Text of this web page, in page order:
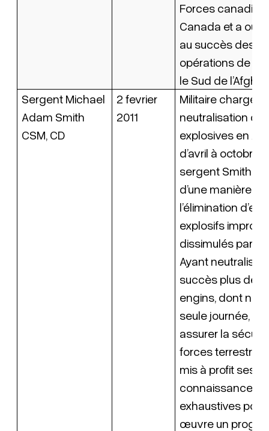
Forces
Canada et a
au succès des
opérations de
le Sud de
Sergent Michael
Adam Smith
CSM, CD
2 fevrier
2011
Militaire chargé
neutralisation de
explosives en
d’avril à octobre
sergent Smith a
d’une manière
l’élimination
explosifs
dissimulés par
Ayant neutralisé
succès plus de
engins, dont
seule journée, il
assurer la
forces terrestres.
mis à profit ses
connaissances
exhaustives
œuvre un